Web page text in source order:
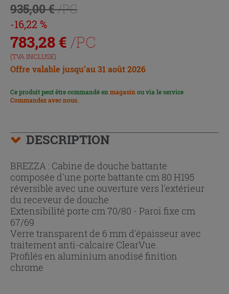
935,00 €/PC
-16,22 %
783,28 € /PC
(TVA INCLUSE)
Offre valable jusqu’au 31 août 2026
Ce produit peut être commandé en magasin ou via le service
Commandez avec nous.
DESCRIPTION
BREZZA : Cabine de douche battante
composée d'une porte battante cm 80 H195
réversible avec une ouverture vers l'extérieur
du receveur de douche
Extensibilité porte cm 70/80 - Paroi fixe cm
67/69
Verre transparent de 6 mm d'épaisseur avec
traitement anti-calcaire ClearVue.
Profilés en aluminium anodisé finition
chrome